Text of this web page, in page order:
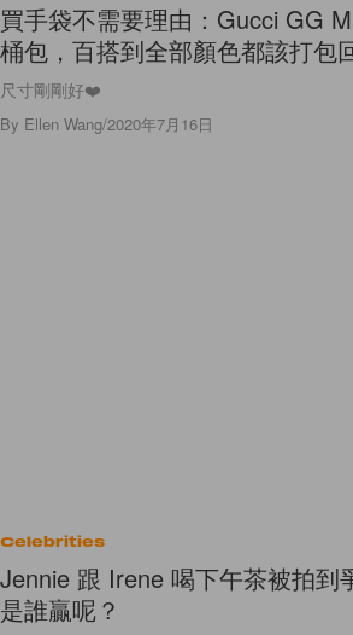
買手袋不需要理由：Gucci GG
桶包，百搭到全部顏色都該打包
尺寸剛剛好❤️
By Ellen Wang/2020年7月16日
Celebrities
Jennie 跟 Irene 喝下午茶被拍到
是誰贏呢？